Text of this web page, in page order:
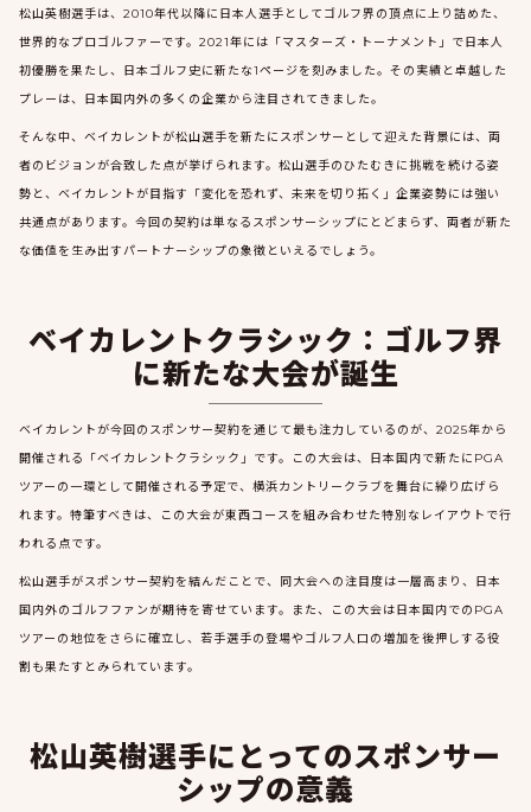
松山英樹選手は、2010年代以降に日本人選手としてゴルフ界の頂点に上り詰めた、
世界的なプロゴルファーです。2021年には「マスターズ・トーナメント」で日本人
初優勝を果たし、日本ゴルフ史に新たな1ページを刻みました。その実績と卓越した
プレーは、日本国内外の多くの企業から注目されてきました。
そんな中、ベイカレントが松山選手を新たにスポンサーとして迎えた背景には、両
者のビジョンが合致した点が挙げられます。松山選手のひたむきに挑戦を続ける姿
勢と、ベイカレントが目指す「変化を恐れず、未来を切り拓く」企業姿勢には強い
共通点があります。今回の契約は単なるスポンサーシップにとどまらず、両者が新た
な価値を生み出すパートナーシップの象徴といえるでしょう。
ベイカレントクラシック：ゴルフ界
に新たな大会が誕生
ベイカレントが今回のスポンサー契約を通じて最も注力しているのが、2025年から
開催される「ベイカレントクラシック」です。この大会は、日本国内で新たにPGA
ツアーの一環として開催される予定で、横浜カントリークラブを舞台に繰り広げら
れます。特筆すべきは、この大会が東西コースを組み合わせた特別なレイアウトで行
われる点です。
松山選手がスポンサー契約を結んだことで、同大会への注目度は一層高まり、日本
国内外のゴルフファンが期待を寄せています。また、この大会は日本国内でのPGA
ツアーの地位をさらに確立し、若手選手の登場やゴルフ人口の増加を後押しする役
割も果たすとみられています。
松山英樹選手にとってのスポンサー
シップの意義